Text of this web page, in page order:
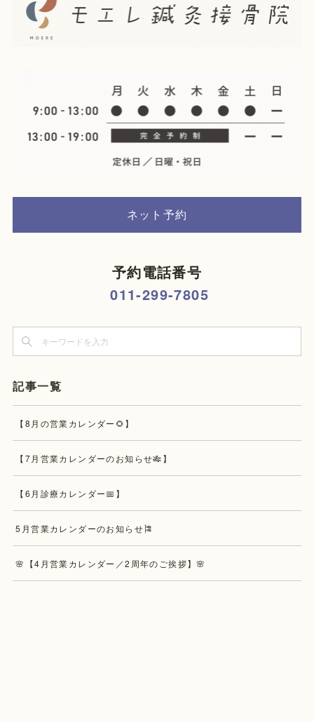
ネット予約
予約電話番号
011-299-7805
記事一覧
【8月の営業カレンダー🌻】
【7月営業カレンダーのお知らせ🎋】
【6月診療カレンダー📅】
5月営業カレンダーのお知らせ🎏
🌸【4月営業カレンダー／2周年のご挨拶】🌸